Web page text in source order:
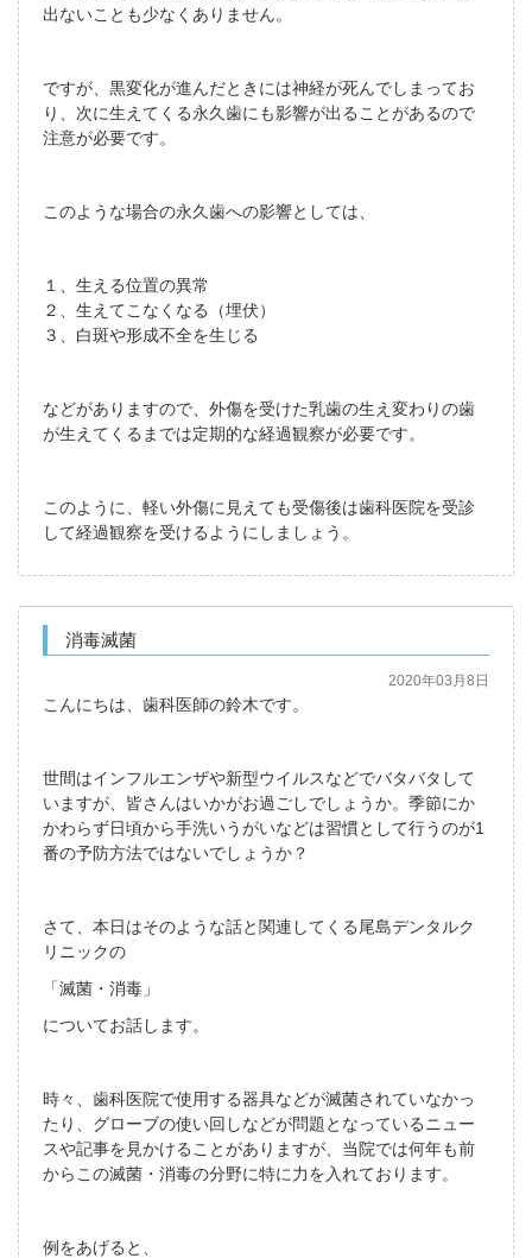
出ないことも少なくありません。
ですが、黒変化が進んだときには神経が死んでしまってお
り、次に生えてくる永久歯にも影響が出ることがあるので
注意が必要です。
このような場合の永久歯への影響としては、
１、生える位置の異常
２、生えてこなくなる（埋伏）
３、白斑や形成不全を生じる
などがありますので、外傷を受けた乳歯の生え変わりの歯
が生えてくるまでは定期的な経過観察が必要です。
このように、軽い外傷に見えても受傷後は歯科医院を受診
して経過観察を受けるようにしましょう。
消毒滅菌
2020年03月8日
こんにちは、歯科医師の鈴木です。
世間はインフルエンザや新型ウイルスなどでバタバタして
いますが、皆さんはいかがお過ごしでしょうか。季節にか
かわらず日頃から手洗いうがいなどは習慣として行うのが1
番の予防方法ではないでしょうか？
さて、本日はそのような話と関連してくる尾島デンタルク
リニックの
「滅菌・消毒」
についてお話します。
時々、歯科医院で使用する器具などが滅菌されていなかっ
たり、グローブの使い回しなどが問題となっているニュー
スや記事を見かけることがありますが、当院では何年も前
からこの滅菌・消毒の分野に特に力を入れております。
例をあげると、